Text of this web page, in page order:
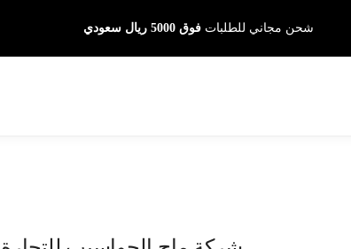
شحن مجاني للطلبات فوق 5000 ريال سعودي